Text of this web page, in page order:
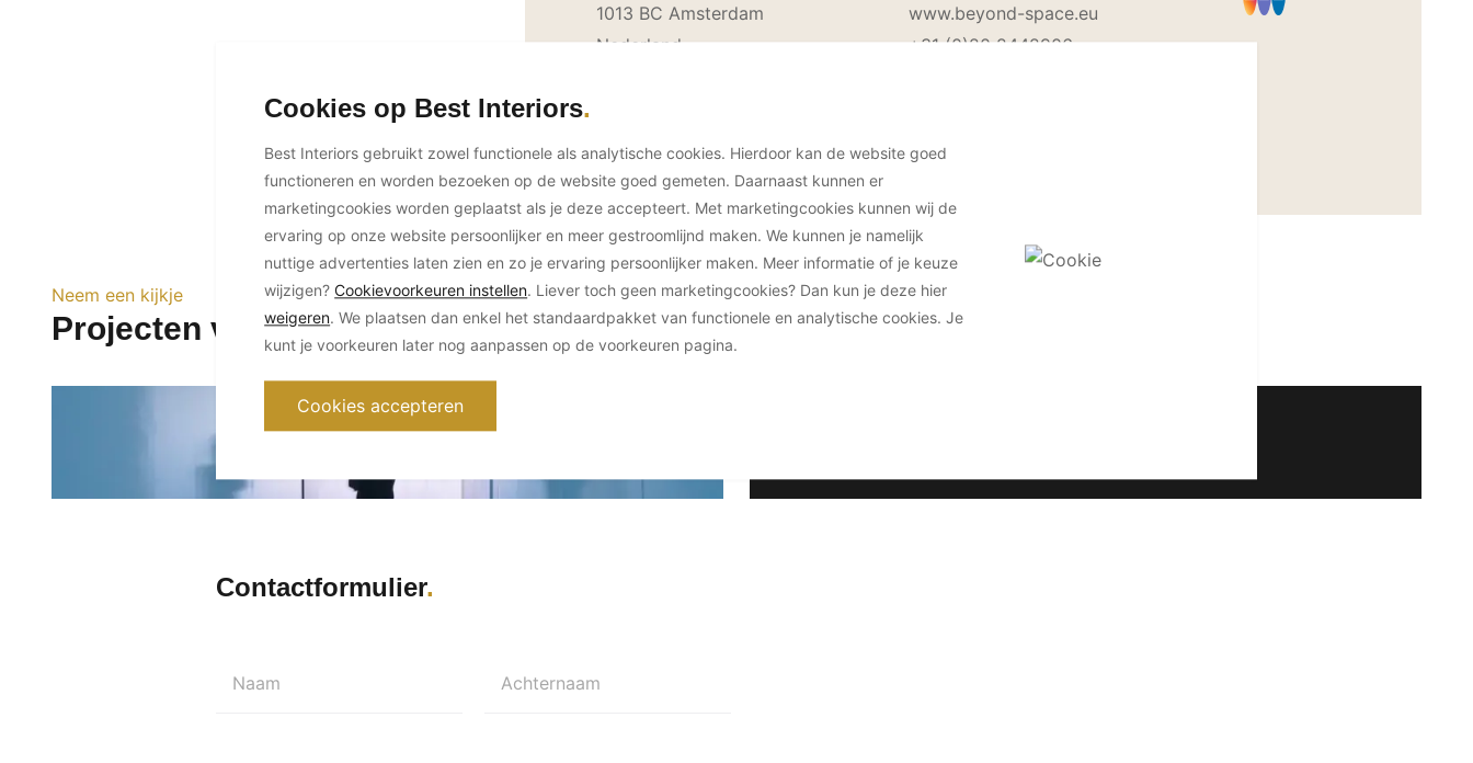
1013 BC Amsterdam
Nederland
www.beyond-space.eu
+31 (0)20 2442906
Neem een kijkje
Projecten van Beyond Space
Contactformulier
Naam Achternaam
Cookies op Best Interiors
Best Interiors gebruikt zowel functionele als analytische cookies. Hierdoor kan de website goed
functioneren en worden bezoeken op de website goed gemeten. Daarnaast kunnen er
marketingcookies worden geplaatst als je deze accepteert. Met marketingcookies kunnen wij de
ervaring op onze website persoonlijker en meer gestroomlijnd maken. We kunnen je namelijk
nuttige advertenties laten zien en zo je ervaring persoonlijker maken. Meer informatie of je keuze
wijzigen?Cookievoorkeuren instellen. Liever toch geen marketingcookies? Dan kun je deze hier
weigeren. We plaatsen dan enkel het standaardpakket van functionele en analytische cookies. Je
kunt je voorkeuren later nog aanpassen op de voorkeuren pagina.
Cookies accepteren